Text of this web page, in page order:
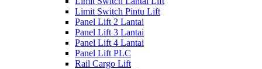
Limit Switch Pintu Lift
Panel Lift 2 Lantai
Panel Lift 3 Lantai
Panel Lift 4 Lantai
Panel Lift PLC
Rail Cargo Lift